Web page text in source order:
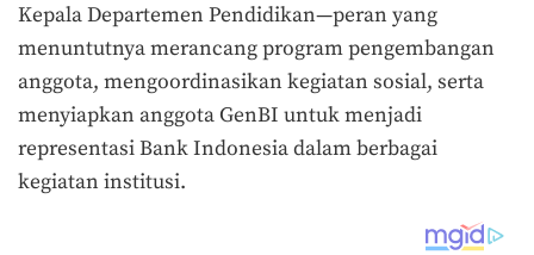
Kepala Departemen Pendidikan—peran yang
menuntutnya merancang program pengembangan
anggota, mengoordinasikan kegiatan sosial, serta
menyiapkan anggota GenBI untuk menjadi
representasi Bank Indonesia dalam berbagai
kegiatan institusi.